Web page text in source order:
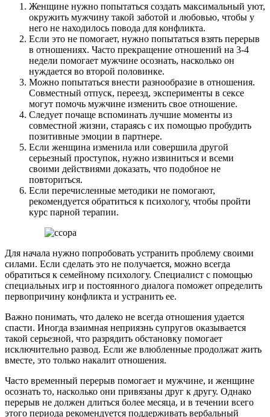
Женщине нужно попытаться создать максимальный уют,
окружить мужчину такой заботой и любовью, чтобы у
него не находилось повода для конфликта.
Если это не помогает, нужно попытаться взять перерыв
в отношениях. Часто прекращение отношений на 3-4
недели помогает мужчине осознать, насколько он
нуждается во второй половинке.
Можно попытаться внести разнообразие в отношения.
Совместный отпуск, переезд, эксперименты в сексе
могут помочь мужчине изменить свое отношение.
Следует почаще вспоминать лучшие моменты из
совместной жизни, стараясь с их помощью пробудить
позитивные эмоции в партнере.
Если женщина изменила или совершила другой
серьезный проступок, нужно извиниться и всеми
своими действиями доказать, что подобное не
повториться.
Если перечисленные методики не помогают,
рекомендуется обратиться к психологу, чтобы пройти
курс парной терапии.
Для начала нужно попробовать устранить проблему своими
силами. Если сделать это не получается, можно всегда
обратиться к семейному психологу. Специалист с помощью
специальных игр и постоянного диалога поможет определить
первопричину конфликта и устранить ее.
Важно понимать, что далеко не всегда отношения удается
спасти. Иногда взаимная неприязнь супругов оказывается
такой серьезной, что разрядить обстановку помогает
исключительно развод. Если же влюбленные продолжат жить
вместе, это только накалит отношения.
Часто временный перерыв помогает и мужчине, и женщине
осознать то, насколько они привязаны друг к другу. Однако
перерыв не должен длиться более месяца, и в течении всего
этого периода рекомендуется поддерживать вербальный